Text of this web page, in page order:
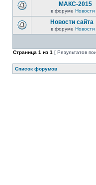
МАКС-2015
в форуме
Новости сайта
в форуме
Страница 1 из 1 [ Результатов
Список форумов